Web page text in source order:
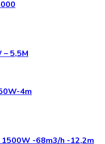
– 5,5M
4m
1500W -68m3/h -12,2m